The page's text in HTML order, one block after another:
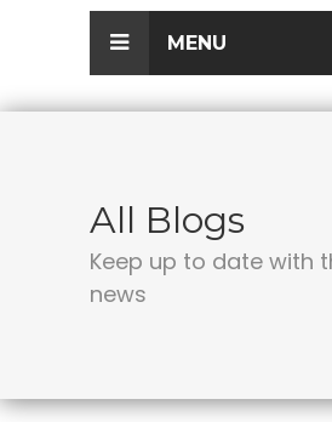
MENU
All Blogs
Keep up to date with
news